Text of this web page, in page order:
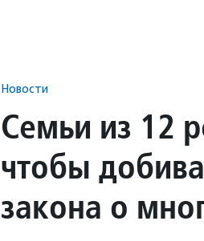
Новости
Семьи из 12
чтобы
закона о